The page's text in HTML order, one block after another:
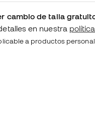
cambio de talla
en nuestra
a productos